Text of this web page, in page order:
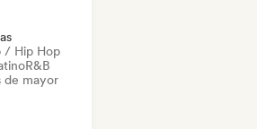
/ Hip Hop
R&B
de mayor